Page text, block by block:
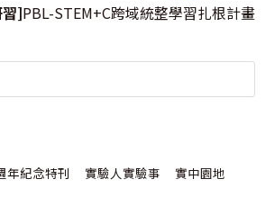
]PBL-STEM+C跨域統整學習扎根計畫
年紀念特刊 實驗人實驗事
實中園地